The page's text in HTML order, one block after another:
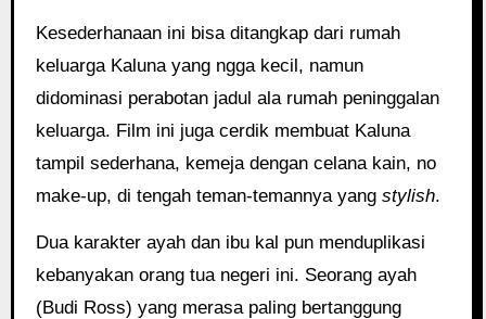
Kesederhanaan ini bisa ditangkap dari rumah
keluarga Kaluna yang ngga kecil, namun
didominasi perabotan jadul ala rumah peninggalan
keluarga. Film ini juga cerdik membuat Kaluna
tampil sederhana, kemeja dengan celana kain, no
make-up, di tengah teman-temannya yang stylish.
Dua karakter ayah dan ibu kal pun menduplikasi
kebanyakan orang tua negeri ini. Seorang ayah
(Budi Ross) yang merasa paling bertanggung